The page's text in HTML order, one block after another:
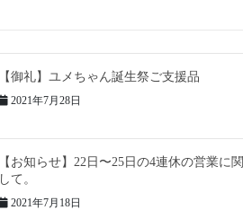
【御礼】ユメちゃん誕生祭ご支援品
2021年7月28日
【お知らせ】22日〜25日の4連休の営業に関
して。
2021年7月18日